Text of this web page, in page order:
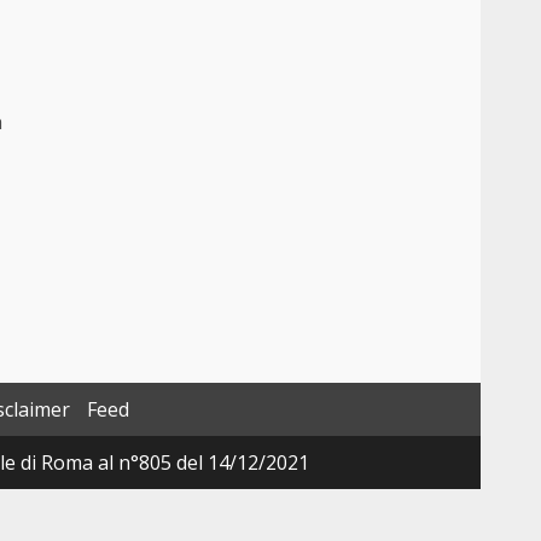
Feed
Roma al n°805 del 14/12/2021